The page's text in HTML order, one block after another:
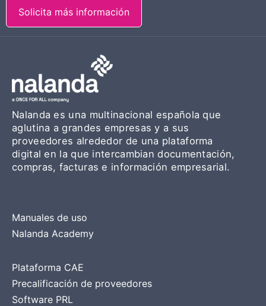
Solicita más información
Nalanda es una multinacional española que
aglutina a grandes empresas y a sus
proveedores alrededor de una plataforma
digital en la que intercambian documentación,
compras, facturas e información empresarial.
Manuales de uso
Nalanda Academy
Plataforma CAE
Precalificación de proveedores
Software PRL